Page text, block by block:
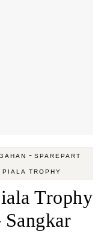
- SPAREPART
PIALA TROPHY
Trophy